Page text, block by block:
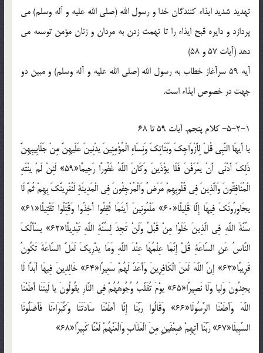
تهديد شديد ايذاء کنندگان خدا و رسول الله (صلي الله عليه و آله وسلم) مي
پردازد و دايره قبح ايذاء را تا تهمت زدن به مردان و زنان مؤمن توسعه مي
دهد (آيات 57 و 58)
آيه 59 سرآغاز خطاب به رسول الله (صلي الله عليه و آله وسلم) و مبين دو
جهت در خصوص ايذاء است.
5-2-1- کلام پنجم. آيات 59 تا 68
يا أَيهَا النَّبِي قُلْ لِأَزْوَاجِكَ وَبَنَاتِكَ وَنِسَاءِ الْمُؤْمِنِينَ يدْنِينَ عَلَيهِنَّ مِنْ جَلَابِيبِهِنَّ
ذَلِكَ أَدْنَى أَنْ يعْرَفْنَ فَلَا يؤْذَينَ وَكَانَ اللَّهُ غَفُورًا رَحِيمًا«59» لَئِنْ لَمْ ينْتَهِ
الْمُنَافِقُونَ وَالَّذِينَ فِي قُلُوبِهِمْ مَرَضٌ وَالْمُرْجِفُونَ فِي الْمَدِينَةِ لَنُغْرِينَّكَ بِهِمْ ثُمَّ لَا
يجَاوِرُونَكَ فِيهَا إِلَّا قَلِيلًا«60» مَلْعُونِينَ أَينَمَا ثُقِفُوا أُخِذُوا وَقُتِّلُوا تَقْتِيلًا«61»
سُنَّةَ اللَّهِ فِي الَّذِينَ خَلَوْا مِنْ قَبْلُ وَلَنْ تَجِدَ لِسُنَّةِ اللَّهِ تَبْدِيلًا«62» يسْأَلُكَ
النَّاسُ عَنِ السَّاعَةِ قُلْ إِنَّمَا عِلْمُهَا عِنْدَ اللَّهِ وَمَا يدْرِيكَ لَعَلَّ السَّاعَةَ تَكُونُ
قَرِيبًا«63» إِنَّ اللَّهَ لَعَنَ الْكَافِرِينَ وَأَعَدَّ لَهُمْ سَعِيرًا«64» خَالِدِينَ فِيهَا أَبَدًا لَا
يجِدُونَ وَلِيا وَلَا نَصِيرًا«65» يوْمَ تُقَلَّبُ وُجُوهُهُمْ فِي النَّارِ يقُولُونَ يا لَيتَنَا أَطَعْنَا
اللَّهَ وَأَطَعْنَا الرَّسُولَا«66» وَقَالُوا رَبَّنَا إِنَّا أَطَعْنَا سَادَتَنَا وَكُبَرَاءَنَا فَأَضَلُّونَا
السَّبِيلَا«67» رَبَّنَا آتِهِمْ ضِعْفَينِ مِنَ الْعَذَابِ وَالْعَنْهُمْ لَعْنًا كَبِيرًا«68»